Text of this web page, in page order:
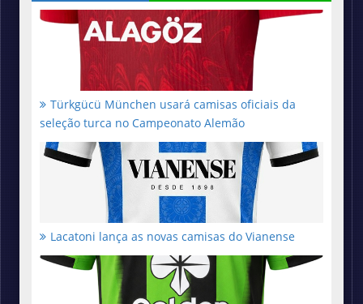
Türkgücü München usará camisas oficiais da
seleção turca no Campeonato Alemão
Lacatoni lança as novas camisas do Vianense